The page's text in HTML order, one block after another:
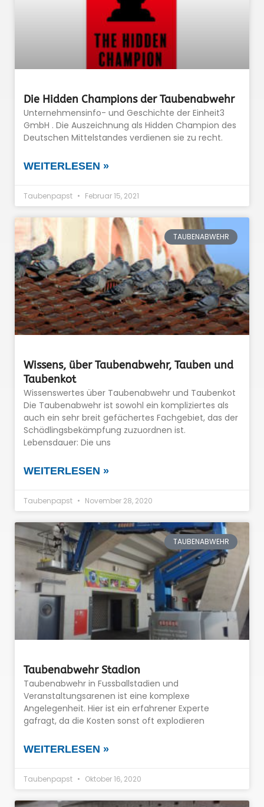
Die Hidden Champions der Taubenabwehr
Unternehmensinfo- und Geschichte der Einheit3
GmbH . Die Auszeichnung als Hidden Champion des
Deutschen Mittelstandes verdienen sie zu recht.
WEITERLESEN »
Taubenpapst Februar 15, 2021
TAUBENABWEHR
Wissens, über Taubenabwehr, Tauben und
Taubenkot
Wissenswertes über Taubenabwehr und Taubenkot
Die Taubenabwehr ist sowohl ein kompliziertes als
auch ein sehr breit gefächertes Fachgebiet, das der
Schädlingsbekämpfung zuzuordnen ist.
Lebensdauer: Die uns
WEITERLESEN »
Taubenpapst November 28, 2020
TAUBENABWEHR
Taubenabwehr Stadion
Taubenabwehr in Fussballstadien und
Veranstaltungsarenen ist eine komplexe
Angelegenheit. Hier ist ein erfahrener Experte
gafragt, da die Kosten sonst oft explodieren
WEITERLESEN »
Taubenpapst Oktober 16, 2020